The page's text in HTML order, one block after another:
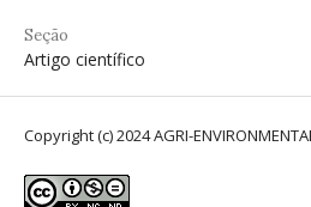
Seção
Artigo científico
Copyright (c) 2024 AGRI-